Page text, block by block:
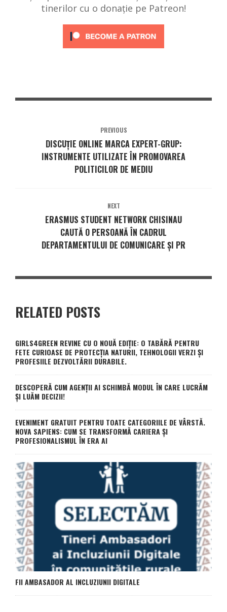
tinerilor cu o donație pe Patreon!
PREVIOUS
DISCUȚIE ONLINE MARCA EXPERT-GRUP:
INSTRUMENTE UTILIZATE ÎN PROMOVAREA
POLITICILOR DE MEDIU
NEXT
ERASMUS STUDENT NETWORK CHISINAU
CAUTĂ O PERSOANĂ ÎN CADRUL
DEPARTAMENTULUI DE COMUNICARE ȘI PR
RELATED POSTS
GIRLS4GREEN REVINE CU O NOUĂ EDIȚIE: O TABĂRĂ PENTRU
FETE CURIOASE DE PROTECȚIA NATURII, TEHNOLOGII VERZI ȘI
PROFESIILE DEZVOLTĂRII DURABILE.
DESCOPERĂ CUM AGENȚII AI SCHIMBĂ MODUL ÎN CARE LUCRĂM
ȘI LUĂM DECIZII!
EVENIMENT GRATUIT PENTRU TOATE CATEGORIILE DE VÂRSTĂ.
NOVA SAPIENS: CUM SE TRANSFORMĂ CARIERA ȘI
PROFESIONALISMUL ÎN ERA AI
FII AMBASADOR AL INCLUZIUNII DIGITALE